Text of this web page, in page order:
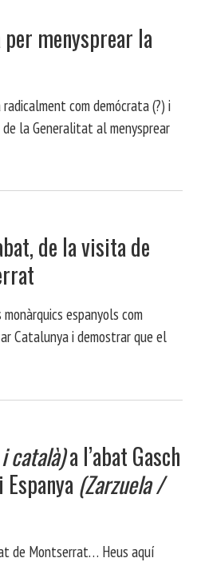
menysprear la
com demócrata (?) i
la Generalitat al menysprear
de la visita de
espanyols com
Catalunya i demostrar que el
català)a l’abat Gasch
(Zarzuela /
de Montserrat… Heus aquí